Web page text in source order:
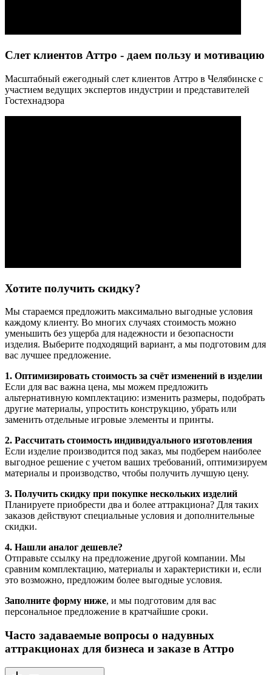
Слет клиентов Аттро - даем пользу и мотивацию
Масштабный ежегодный слет клиентов Аттро в Челябинске с
участием ведущих экспертов индустрии и представителей
Гостехнадзора
Хотите получить скидку?
Мы стараемся предложить максимально выгодные условия
каждому клиенту. Во многих случаях стоимость можно
уменьшить без ущерба для надежности и безопасности
изделия. Выберите подходящий вариант, а мы подготовим для
вас лучшее предложение.
1. Оптимизировать стоимость за счёт изменений в изделии
Если для вас важна цена, мы можем предложить
альтернативную комплектацию: изменить размеры, подобрать
другие материалы, упростить конструкцию, убрать или
заменить отдельные игровые элементы и принты.
2. Рассчитать стоимость индивидуального изготовления
Если изделие производится под заказ, мы подберем наиболее
выгодное решение с учетом ваших требований, оптимизируем
материалы и производство, чтобы получить лучшую цену.
3. Получить скидку при покупке нескольких изделий
Планируете приобрести два и более аттракциона? Для таких
заказов действуют специальные условия и дополнительные
скидки.
4. Нашли аналог дешевле?
Отправьте ссылку на предложение другой компании. Мы
сравним комплектацию, материалы и характеристики и, если
это возможно, предложим более выгодные условия.
Заполните форму ниже, и мы подготовим для вас
персональное предложение в кратчайшие сроки.
Часто задаваемые вопросы о надувных
аттракционах для бизнеса и заказе в Аттро